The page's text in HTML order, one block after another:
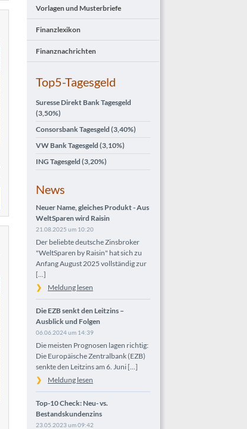
Vorlagen und Musterbriefe
Finanzlexikon
Finanznachrichten
Top5-Tagesgeld
Suresse Direkt Bank Tagesgeld
(3,50%)
Consorsbank Tagesgeld (3,40%)
VW Bank Tagesgeld (3,10%)
ING Tagesgeld (3,20%)
News
Neuer Name, gleiches Produkt - Aus
WeltSparen wird Raisin
21.08.2025 um 10:20
Der beliebte deutsche Zinsbroker
"WeltSparen by Raisin" hat sich zu
Anfang August 2025 vollständig zur
[...]
Meldung lesen
Die EZB senkt den Leitzins –
Ausblick und Folgen
06.06.2024 um 14:39
Die meisten Prognosen lagen richtig:
Die Europäische Zentralbank (EZB)
senkte den Leitzins am 6. Juni [...]
Meldung lesen
Top-10 Check: Neu- vs.
Bestandskundenzins
23.05.2023 um 09:42